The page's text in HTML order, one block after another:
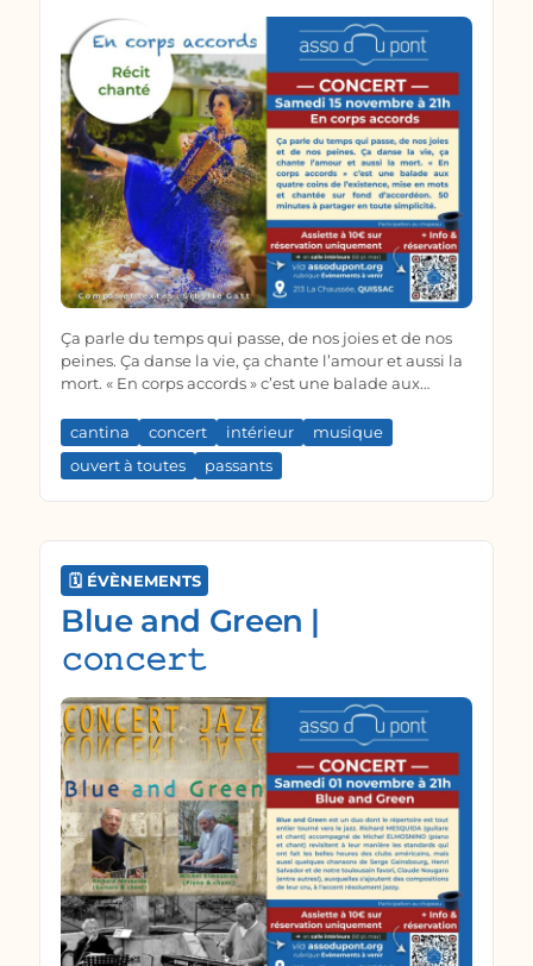
Ça parle du temps qui passe, de nos joies et de nos
peines. Ça danse la vie, ça chante l’amour et aussi la
mort. « En corps accords » c’est une balade aux
sur fond d’accordéon. 50 minutes à partager en
toute simplicité.
cantina concert intérieur
musique
ouvert à toutes
passants
🗓️ ÉVÈNEMENTS
Blue and Green |
𝚌𝚘𝚗𝚌𝚎𝚛𝚝